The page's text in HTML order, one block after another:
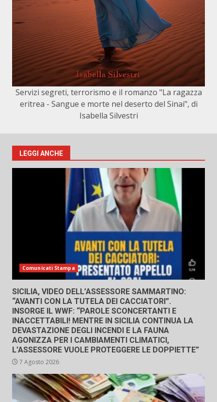
Servizi segreti, terrorismo e il romanzo "La ragazza
eritrea - Sangue e morte nel deserto del Sinai", di
Isabella Silvestri
LEGGI ANCHE
Comunicati Stampa
SICILIA, VIDEO DELL’ASSESSORE SAMMARTINO:
“AVANTI CON LA TUTELA DEI CACCIATORI”.
INSORGE IL WWF: “PAROLE SCONCERTANTI E
INACCETTABILI! MENTRE IN SICILIA CONTINUA LA
DEVASTAZIONE DEGLI INCENDI E LA FAUNA
AGONIZZA PER I CAMBIAMENTI CLIMATICI,
L’ASSESSORE VUOLE PROTEGGERE LE DOPPIETTE”
7 Agosto 2026